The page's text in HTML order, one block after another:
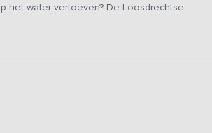
het water vertoeven? De Loosdrechtse
en rust willen hebben. In totaal zijn er 11